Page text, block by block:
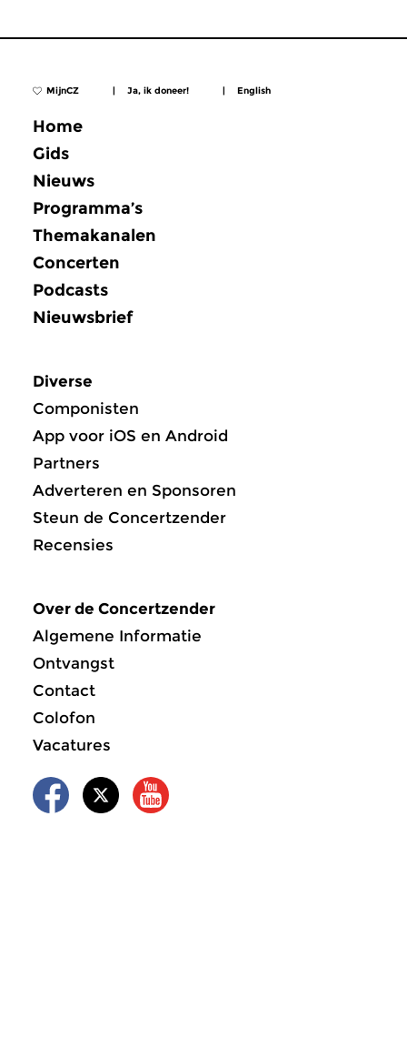
MijnCZ | Ja, ik doneer! | English
Home
Gids
Nieuws
Programma’s
Themakanalen
Concerten
Podcasts
Nieuwsbrief
Diverse
Componisten
App voor iOS en Android
Partners
Adverteren en Sponsoren
Steun de Concertzender
Recensies
Over de Concertzender
Algemene Informatie
Ontvangst
Contact
Colofon
Vacatures